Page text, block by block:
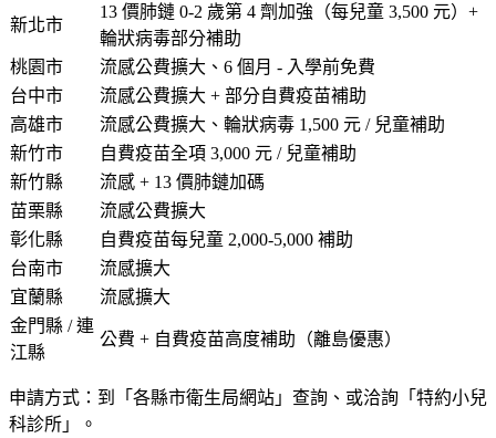
新北市
13 價肺鏈 0-2 歲第 4 劑加強（每兒童 3,500 元）+
輪狀病毒部分補助
桃園市
流感公費擴大、6 個月 - 入學前免費
台中市
流感公費擴大 + 部分自費疫苗補助
高雄市
流感公費擴大、輪狀病毒 1,500 元 / 兒童補助
新竹市
自費疫苗全項 3,000 元 / 兒童補助
新竹縣
流感 + 13 價肺鏈加碼
苗栗縣
流感公費擴大
彰化縣
自費疫苗每兒童 2,000-5,000 補助
台南市
流感擴大
宜蘭縣
流感擴大
金門縣 / 連
江縣
公費 + 自費疫苗高度補助（離島優惠）
申請方式 ：到「 各縣市衛生局網站 」查詢、或洽詢「 特約小兒
科診所 」。